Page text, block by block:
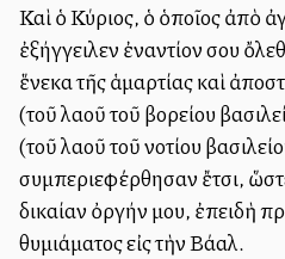
Καὶ ὁ Κύριος, ὁ ὁποῖος ἀπὸ
ἐξήγγειλεν ἐναντίον σου
ἕνεκα τῆς ἁμαρτίας καὶ
(τοῦ λαοῦ τοῦ βορείου
(τοῦ λαοῦ τοῦ νοτίου
συμπεριεφέρθησαν ἔτσι,
δικαίαν ὀργήν μου, ἐπειδὴ
θυμιάματος εἰς τὴν Βάαλ.